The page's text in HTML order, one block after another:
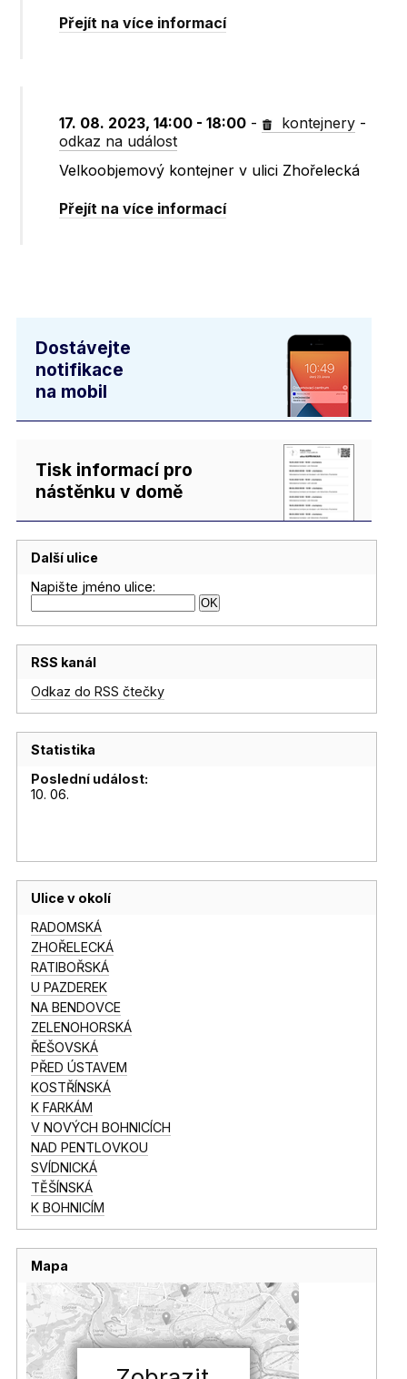
Přejít na více informací
17. 08. 2023, 14:00 - 18:00 - kontejnery -
odkaz na událost
Velkoobjemový kontejner v ulici Zhořelecká
Přejít na více informací
Dostávejte
notifikace
na mobil
Tisk informací pro
nástěnku v domě
Další ulice
Napište jméno ulice:
RSS kanál
Odkaz do RSS čtečky
Statistika
Poslední událost:
10. 06.
Ulice v okolí
RADOMSKÁ
ZHOŘELECKÁ
RATIBOŘSKÁ
U PAZDEREK
NA BENDOVCE
ZELENOHORSKÁ
ŘEŠOVSKÁ
PŘED ÚSTAVEM
KOSTŘÍNSKÁ
K FARKÁM
V NOVÝCH BOHNICÍCH
NAD PENTLOVKOU
SVÍDNICKÁ
TĚŠÍNSKÁ
K BOHNICÍM
Mapa